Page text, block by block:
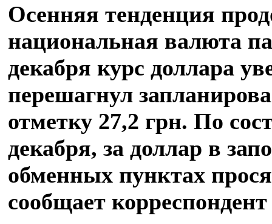
Осенняя тенденция
национальная валюта
декабря курс доллара
перешагнул
отметку 27,2 грн. По
декабря, за доллар в
обменных пунктах
сообщает